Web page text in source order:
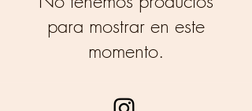
para mostrar en este
momento.